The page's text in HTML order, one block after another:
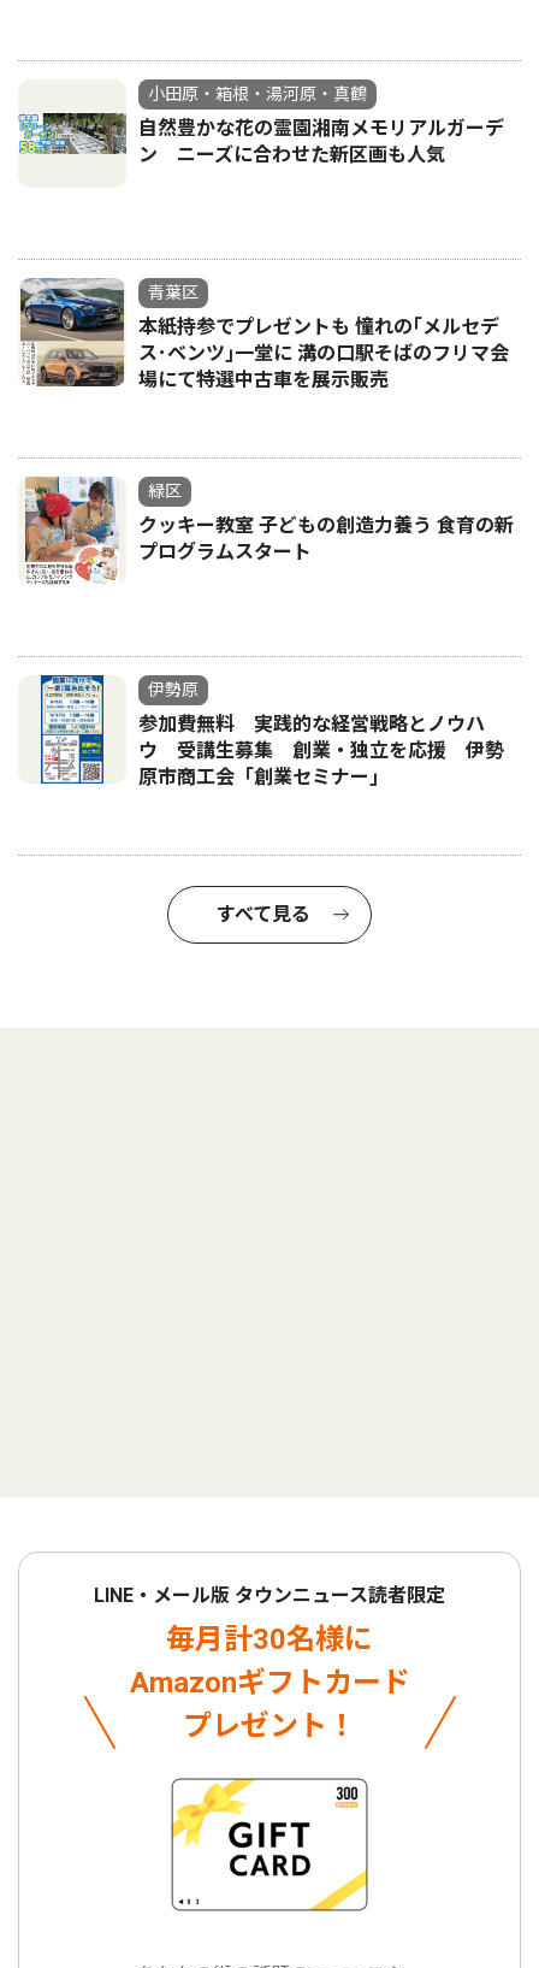
小田原・箱根・湯河原・真鶴
自然豊かな花の霊園湘南メモリアルガーデ
ン ニーズに合わせた新区画も人気
青葉区
本紙持参でプレゼントも 憧れの｢メルセデ
ス･ベンツ｣一堂に 溝の口駅そばのフリマ会
場にて特選中古車を展示販売
緑区
クッキー教室 子どもの創造力養う 食育の新
プログラムスタート
伊勢原
参加費無料 実践的な経営戦略とノウハ
ウ 受講生募集 創業・独立を応援 伊勢
原市商工会「創業セミナー｣
すべて見る
LINE・メール版 タウンニュース読者限定
毎月計30名様に
Amazonギフトカード
プレゼント！